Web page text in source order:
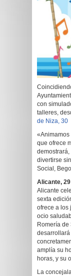
con
talleres,
de Niza, 30
que ofrece
divertirse
Social,
Alicante,
Alicante
sexta
ofrece a los
ocio
Romería de
desarrollará
amplía su
horas, y su
La